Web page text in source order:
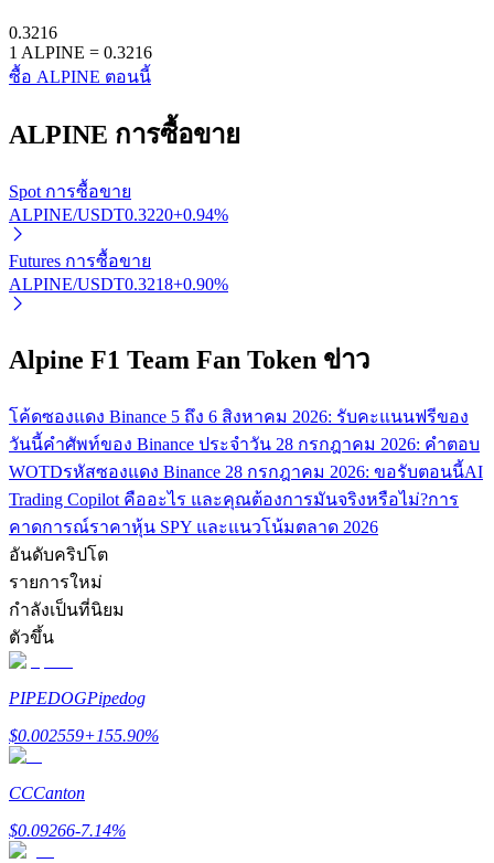
พันธมิตร Bitrue
BTC Welcome Rewards
BTC Welcome Rewards
Deposit & Trade BTC to Share 25000 USDT prize pool!
Deposit CASHCAT & Win
0.3216
1 ALPINE = 0.3216
ซื้อ ALPINE ตอนนี้
ALPINE การซื้อขาย
Spot การซื้อขาย
ALPINE/USDT0.3220+0.94%
Futures การซื้อขาย
ALPINE/USDT0.3218+0.90%
Alpine F1 Team Fan Token ข่าว
โค้ดซองแดง Binance 5 ถึง 6 สิงหาคม 2026: รับคะแนนฟรีของ
วันนี้คำศัพท์ของ Binance ประจำวัน 28 กรกฎาคม 2026: คำตอบ
WOTDรหัสซองแดง Binance 28 กรกฎาคม 2026: ขอรับตอนนี้AI
Trading Copilot คืออะไร และคุณต้องการมันจริงหรือไม่?การ
คาดการณ์ราคาหุ้น SPY และแนวโน้มตลาด 2026
อันดับคริปโต
รายการใหม่
กำลังเป็นที่นิยม
ตัวขึ้น
PIPEDOGPipedog
$0.002559+155.90%
CCCanton
$0.09266-7.14%